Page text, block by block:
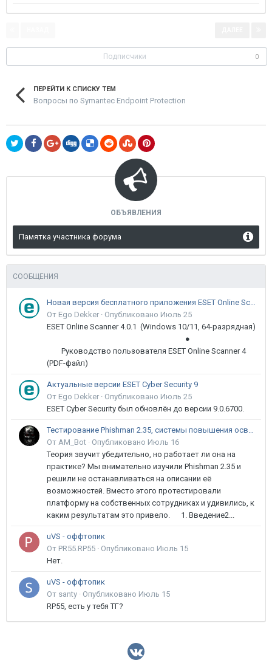
Подписчики 0
ПЕРЕЙТИ К СПИСКУ ТЕМ
Вопросы по Symantec Endpoint Protection
ОБЪЯВЛЕНИЯ
Памятка участника форума
СООБЩЕНИЯ
Новая версия бесплатного приложения ESET Online Scanner доступна пользователям
От Ego Dekker · Опубликовано Июль 25
ESET Online Scanner 4.0.1 (Windows 10/11, 64-разрядная)
●
Руководство пользователя ESET Online Scanner 4
(PDF-файл)
Актуальные версии ESET Cyber Security 9
От Ego Dekker · Опубликовано Июль 25
ESET Cyber Security был обновлён до версии 9.0.6700.
Тестирование Phishman 2.35, системы повышения осведомлённости пользователей в сфере ИБ
От AM_Bot · Опубликовано Июль 16
Теория звучит убедительно, но работает ли она на
практике? Мы внимательно изучили Phishman 2.35 и
решили не останавливаться на описании её
возможностей. Вместо этого протестировали
платформу на собственных сотрудниках и удивились, к
каким результатам это привело. 1. Введение2...
uVS - оффтопик
От PR55.RP55 · Опубликовано Июль 15
Нет.
uVS - оффтопик
От santy · Опубликовано Июль 15
RP55, есть у тебя ТГ?